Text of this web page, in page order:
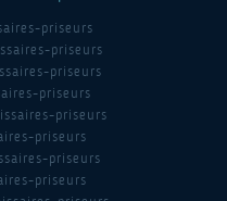
priseurs
priseurs
priseurs
priseurs
priseurs
priseurs
priseurs
priseurs